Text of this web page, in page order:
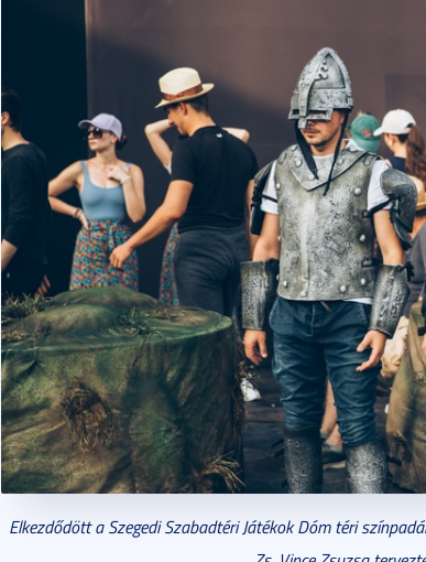
Elkezdődött a Szegedi Szabadtéri Játékok Dóm téri